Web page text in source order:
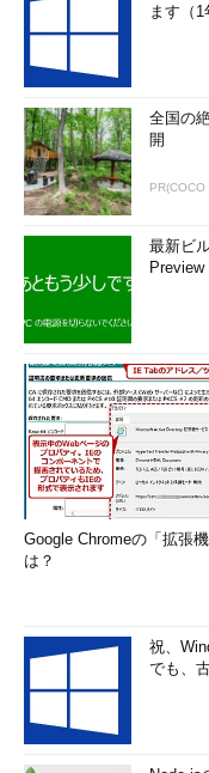
ます（
全国の
開
最新ビ
Google Chromeの「拡張
は？
祝、
でも、